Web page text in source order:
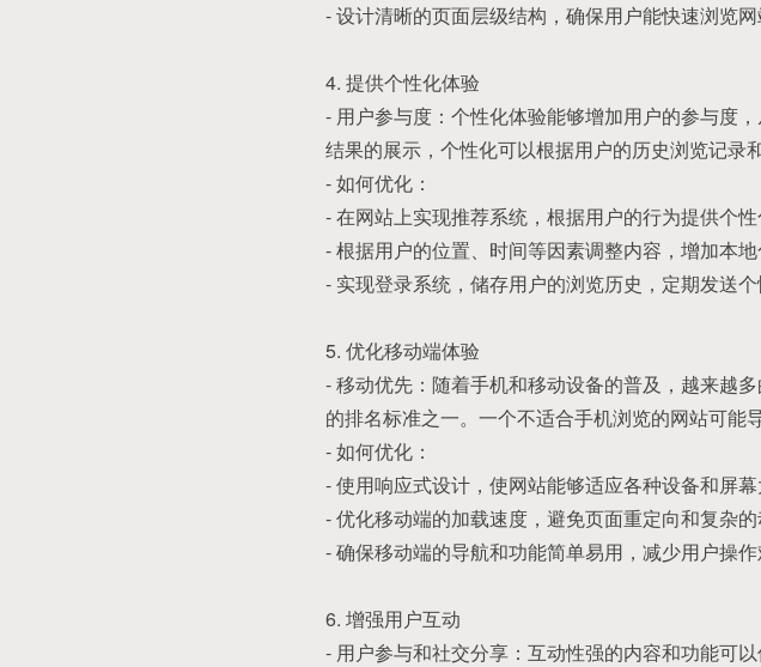
- 设计清晰的页面层级结构，确保用户能快速浏览网
4. 提供个性化体验
- 用户参与度：个性化体验能够增加用户的参与度
结果的展示，个性化可以根据用户的历史浏览记录
- 如何优化：
- 在网站上实现推荐系统，根据用户的行为提供个性
- 根据用户的位置、时间等因素调整内容，增加本地
- 实现登录系统，储存用户的浏览历史，定期发送个
5. 优化移动端体验
- 移动优先：随着手机和移动设备的普及，越来越
的排名标准之一。一个不适合手机浏览的网站可能
- 如何优化：
- 使用响应式设计，使网站能够适应各种设备和屏幕
- 优化移动端的加载速度，避免页面重定向和复杂的
- 确保移动端的导航和功能简单易用，减少用户操作
6. 增强用户互动
- 用户参与和社交分享：互动性强的内容和功能可